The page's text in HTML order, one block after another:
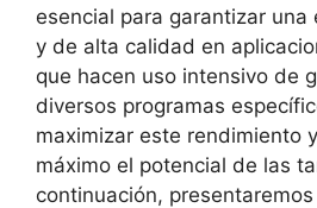
esencial⁤ para garantizar ​una
y​ de alta calidad en
que hacen uso intensivo de
diversos‍ programas
maximizar este⁤ rendimiento
máximo el potencial de las
continuación,